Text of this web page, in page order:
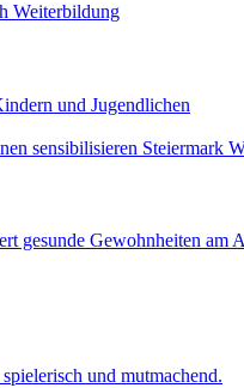
Weiterbildung
und Jugendlichen
sensibilisieren Steiermark
gesunde Gewohnheiten am
und mutmachend.